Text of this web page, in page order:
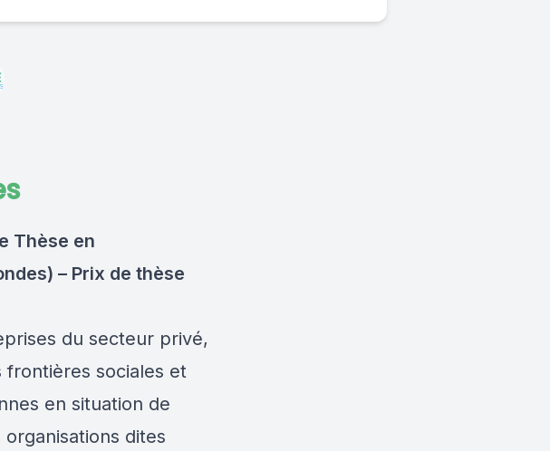
Thèse en
– Prix de thèse
du secteur privé,
sociales et
en situation de
organisations dites